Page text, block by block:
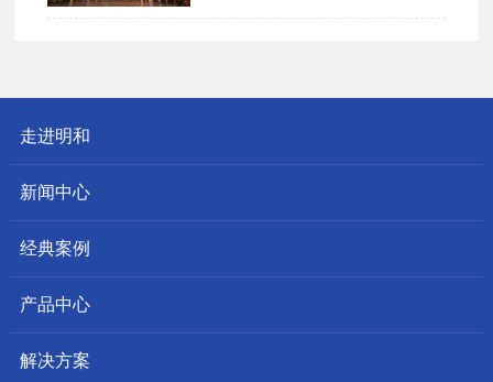
走进明和
新闻中心
经典案例
产品中心
解决方案